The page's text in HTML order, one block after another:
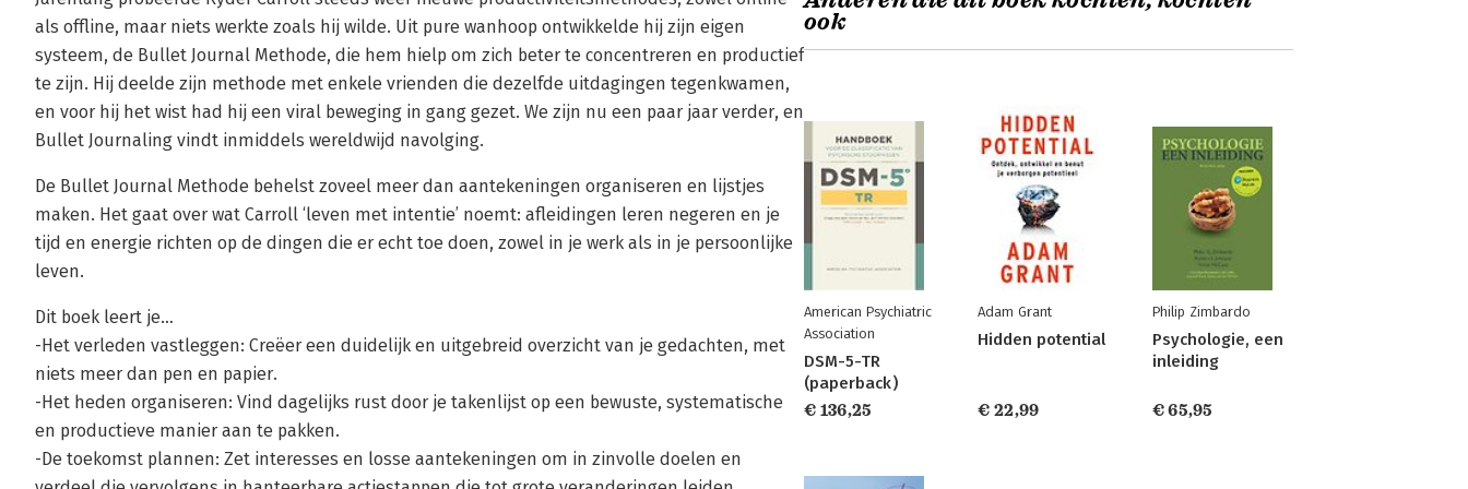
als offline, maar niets werkte zoals hij wilde. Uit pure wanhoop ontwikkelde hij zijn eigen
systeem, de Bullet Journal Methode, die hem hielp om zich beter te concentreren en productief
te zijn. Hij deelde zijn methode met enkele vrienden die dezelfde uitdagingen tegenkwamen,
en voor hij het wist had hij een viral beweging in gang gezet. We zijn nu een paar jaar verder, en
Bullet Journaling vindt inmiddels wereldwijd navolging.
De Bullet Journal Methode behelst zoveel meer dan aantekeningen organiseren en lijstjes
maken. Het gaat over wat Carroll ‘leven met intentie’ noemt: afleidingen leren negeren en je
tijd en energie richten op de dingen die er echt toe doen, zowel in je werk als in je persoonlijke
leven.
Dit boek leert je…
-Het verleden vastleggen: Creëer een duidelijk en uitgebreid overzicht van je gedachten, met
niets meer dan pen en papier.
-Het heden organiseren: Vind dagelijks rust door je takenlijst op een bewuste, systematische
en productieve manier aan te pakken.
-De toekomst plannen: Zet interesses en losse aantekeningen om in zinvolle doelen en
ook
American Psychiatric
Association
DSM-5-TR
(paperback)
€ 136,25
Adam Grant
Hidden potential
€ 22,99
Philip Zimbardo
Psychologie, een
inleiding
€ 65,95